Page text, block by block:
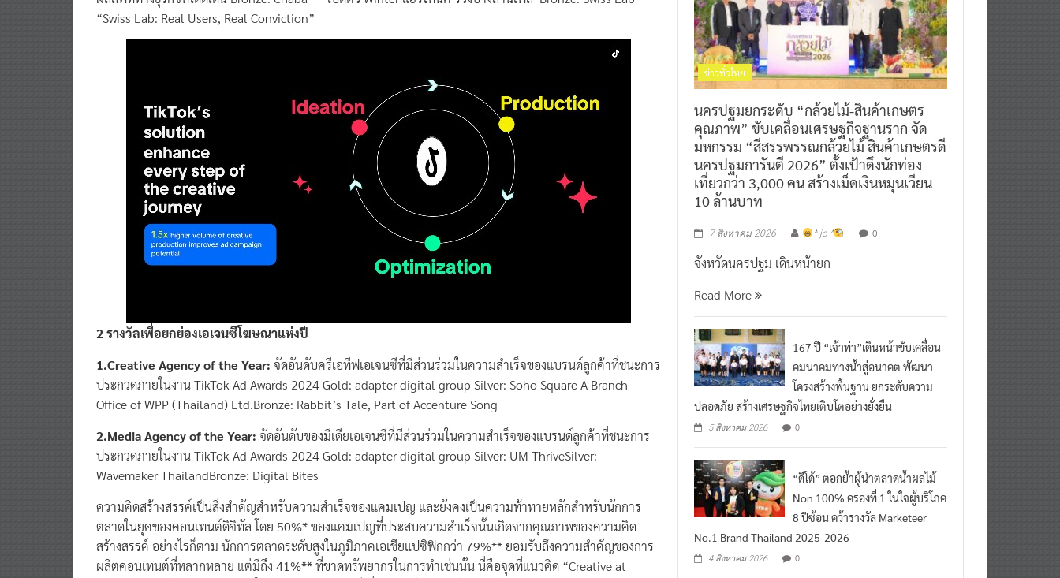
“Swiss Lab: Real Users, Real Conviction”
2 รางวัลเพื่อยกย่องเอเจนซีโฆษณาแห่งปี
จัดอันดับครีเอทีฟเอเจนซีที่มีส่วนร่วมในความสำเร็จของแบรนด์ลูกค้าที่ชนะการ
ประกวดภายในงาน TikTok Ad Awards 2024 Gold: adapter digital group Silver: Soho Square A Branch
Office of WPP (Thailand) Ltd.Bronze: Rabbit’s Tale, Part of Accenture Song
จัดอันดับของมีเดียเอเจนซีที่มีส่วนร่วมในความสำเร็จของแบรนด์ลูกค้าที่ชนะการ
ประกวดภายในงาน TikTok Ad Awards 2024 Gold: adapter digital group Silver: UM ThriveSilver:
Wavemaker ThailandBronze: Digital Bites
ความคิดสร้างสรรค์เป็นสิ่งสำคัญสำหรับความสำเร็จของแคมเปญ และยังคงเป็นความท้าทายหลักสำหรับนักการ
ตลาดในยุคของคอนเทนต์ดิจิทัล โดย 50%* ของแคมเปญที่ประสบความสำเร็จนั้นเกิดจากคุณภาพของความคิด
สร้างสรรค์ อย่างไรก็ตาม นักการตลาดระดับสูงในภูมิภาคเอเชียแปซิฟิกกว่า 79%** ยอมรับถึงความสำคัญของการ
ผลิตคอนเทนต์ที่หลากหลาย แต่มีถึง 41%** ที่ขาดทรัพยากรในการทำเช่นนั้น นี่คือจุดที่แนวคิด “Creative at
Scale” เข้ามามีบทบาท ด้วยการใช้ความคิดสร้างสรรค์เพื่อยกระดับหรือปรับปรุงวิธีการทางการตลาดและการ
ข่าวทั่วไทย
นครปฐมยกระดับ “กล้วยไม้-สินค้าเกษตร
คุณภาพ” ขับเคลื่อนเศรษฐกิจฐานราก จัด
มหกรรม “สีสรรพรรณกล้วยไม้ สินค้าเกษตรดี
นครปฐมการันตี 2026” ตั้งเป้าดึงนักท่อง
เที่ยวกว่า 3,000 คน สร้างเม็ดเงินหมุนเวียน
10 ล้านบาท
167 ปี “เจ้าท่า”เดินหน้าขับเคลื่อน
คมนาคมทางน้ำสู่อนาคต พัฒนา
โครงสร้างพื้นฐาน ยกระดับความ
ปลอดภัย สร้างเศรษฐกิจไทยเติบโตอย่างยั่งยืน
0
Non 100% ครองที่ 1 ในใจผู้บริโภค
8 ปีซ้อน คว้ารางวัล Marketeer
No.1 Brand Thailand 2025-2026
0